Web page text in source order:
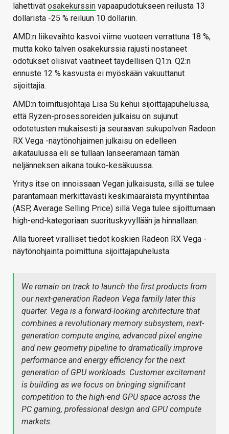
lähettivät osakekurssin vapaapudotukseen reilusta 13
dollarista -25 % reiluun 10 dollariin.
AMD:n liikevaihto kasvoi viime vuoteen verrattuna 18 %,
mutta koko talven osakekurssia rajusti nostaneet
odotukset olisivat vaatineet täydellisen Q1:n. Q2:n
ennuste 12 % kasvusta ei myöskään vakuuttanut
sijoittajia.
AMD:n toimitusjohtaja Lisa Su kehui sijoittajapuhelussa,
että Ryzen-prosessoreiden julkaisu on sujunut
odotetusten mukaisesti ja seuraavan sukupolven Radeon
RX Vega -näytönohjaimen julkaisu on edelleen
aikataulussa eli se tullaan lanseeramaan tämän
neljänneksen aikana touko-kesäkuussa.
Yritys itse on innoissaan Vegan julkaisusta, sillä se tulee
parantamaan merkittävästi keskimääräistä myyntihintaa
(ASP, Average Selling Price) sillä Vega tulee sijoittumaan
high-end-kategoriaan suorituskyvyllään ja hinnallaan.
Alla tuoreet viralliset tiedot koskien Radeon RX Vega -
näytönohjainta poimittuna sijoittajapuhelusta:
We remain on track to launch the first products from
our next-generation Radeon Vega family later this
quarter. Vega is a forward-looking architecture that
combines a revolutionary memory subsystem, next-
generation compute engine, advanced pixel engine
and new geometry pipeline to dramatically improve
performance and energy efficiency for the next
generation of GPU workloads. Customer excitement
is building as we focus on bringing significant
competition to the high-end GPU space across the
PC gaming, professional design and GPU compute
markets.